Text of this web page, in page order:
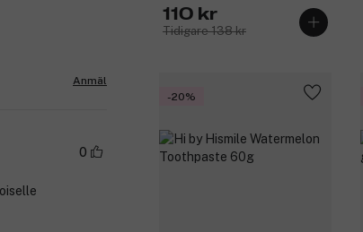
110 kr
Tidigare 138 kr
-20%
Anmäl
0